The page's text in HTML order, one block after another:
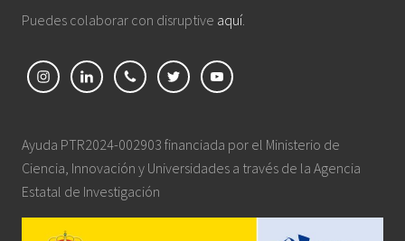
Puedes colaborar con disruptive aquí.
Ayuda PTR2024-002903 financiada por el Ministerio de
Ciencia, Innovación y Universidades a través de la Agencia
Estatal de Investigación